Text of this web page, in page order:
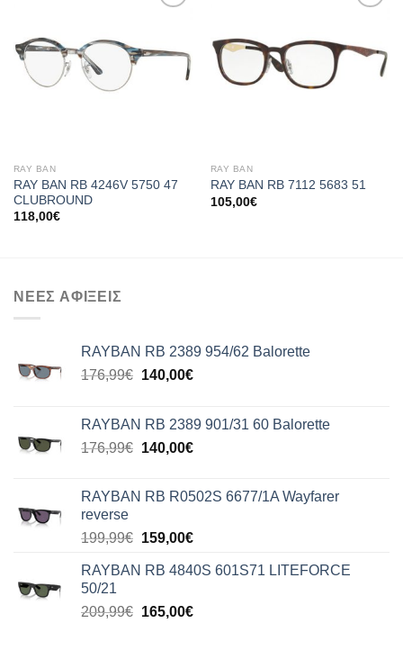
RAY BAN
RAY BAN RB 4246V 5750 47
CLUBROUND
118,00€
RAY BAN
RAY BAN RB 7112 5683 51
105,00€
ΝΕΕΣ ΑΦΙΞΕΙΣ
RAYBAN RB 2389 954/62 Balorette
176,99€ Original
176,99€.
140,00€Η
είναι:
140,00€.
RAYBAN RB 2389 901/31 60 Balorette
176,99€ Original
176,99€.
140,00€Η
είναι:
RAYBAN RB R0502S 6677/1A Wayfarer
reverse
199,99€ Original
was:
159,00€Η
τιμή
159,00€.
RAYBAN RB 4840S 601S71 LITEFORCE
50/21
209,99€ Original
165,00€Η